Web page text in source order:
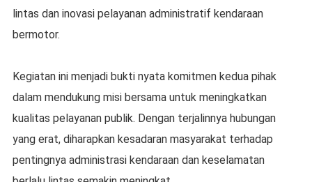
lintas dan inovasi pelayanan administratif kendaraan
bermotor.
Kegiatan ini menjadi bukti nyata komitmen kedua pihak
dalam mendukung misi bersama untuk meningkatkan
kualitas pelayanan publik. Dengan terjalinnya hubungan
yang erat, diharapkan kesadaran masyarakat terhadap
pentingnya administrasi kendaraan dan keselamatan